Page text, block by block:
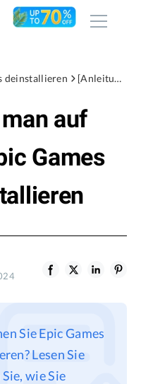
deinstallieren [Anleitung] Wie man auf dem Mac/PC Epic Games Launcher deinstallieren
auf
Games
Sie Epic Games
Lesen Sie
wie Sie